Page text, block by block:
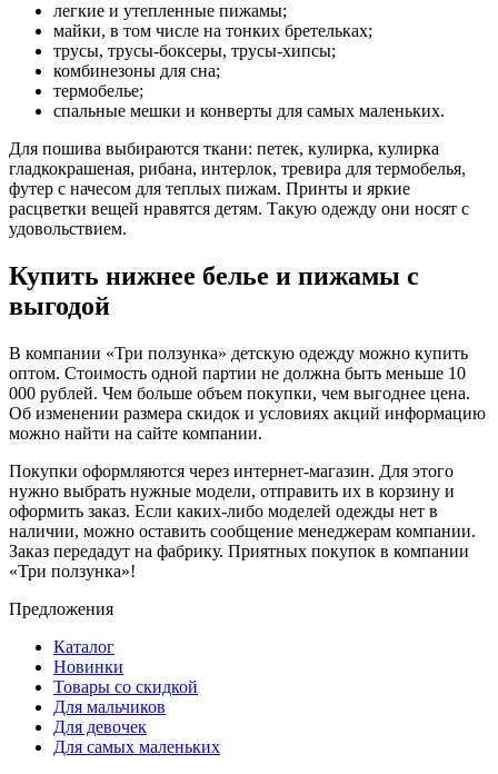
легкие и утепленные пижамы;
майки, в том числе на тонких бретельках;
трусы, трусы-боксеры, трусы-хипсы;
комбинезоны для сна;
термобелье;
спальные мешки и конверты для самых маленьких.
Для пошива выбираются ткани: петек, кулирка, кулирка
гладкокрашеная, рибана, интерлок, тревира для термобелья,
футер с начесом для теплых пижам. Принты и яркие
расцветки вещей нравятся детям. Такую одежду они носят с
удовольствием.
Купить нижнее белье и пижамы с
выгодой
В компании «Три ползунка» детскую одежду можно купить
оптом. Стоимость одной партии не должна быть меньше 10
000 рублей. Чем больше объем покупки, чем выгоднее цена.
Об изменении размера скидок и условиях акций информацию
можно найти на сайте компании.
Покупки оформляются через интернет-магазин. Для этого
нужно выбрать нужные модели, отправить их в корзину и
оформить заказ. Если каких-либо моделей одежды нет в
наличии, можно оставить сообщение менеджерам компании.
Заказ передадут на фабрику. Приятных покупок в компании
«Три ползунка»!
Предложения
Каталог
Новинки
Товары со скидкой
Для мальчиков
Для девочек
Для самых маленьких